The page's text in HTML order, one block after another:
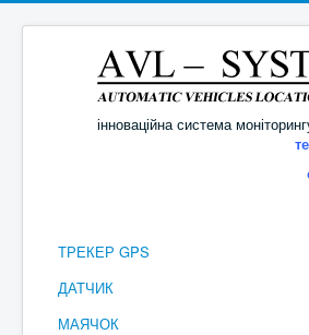
інноваційна система
ТРЕКЕР GPS
ДАТЧИК
МАЯЧОК